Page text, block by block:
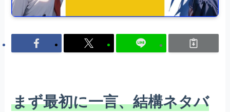
まず最初に一言、結構ネタバ